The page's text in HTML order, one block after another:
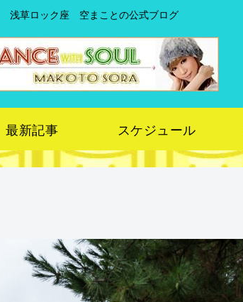
浅草ロック座 空まことの公式ブログ
最新記事 スケジュール